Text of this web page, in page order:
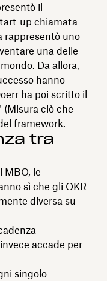
il
up chiamata
rappresentò uno
una delle
Da allora,
hanno
ha poi scritto il
(Misura ciò che
framework.
tra
MBO, le
sì che gli OKR
diversa su
accade per
singolo